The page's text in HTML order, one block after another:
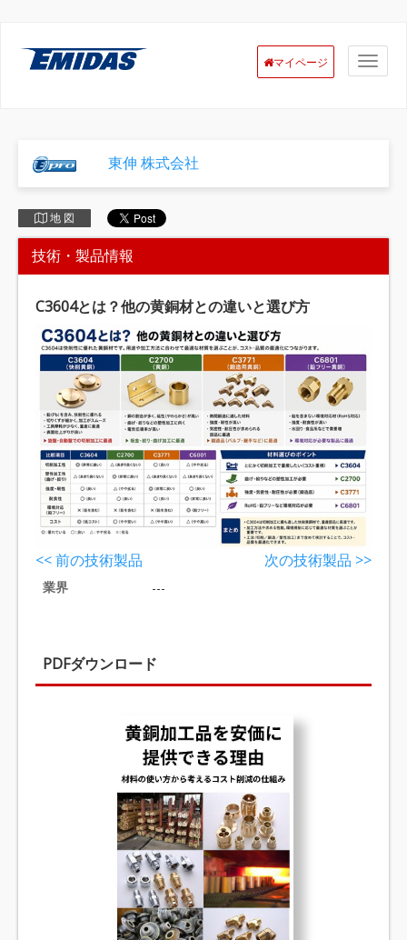
マイページ
東伸 株式会社
地 図
技術・製品情報
C3604とは？他の黄銅材との違いと選び方
<< 前の技術製品 次の技術製品 >>
業界 ---
PDFダウンロード